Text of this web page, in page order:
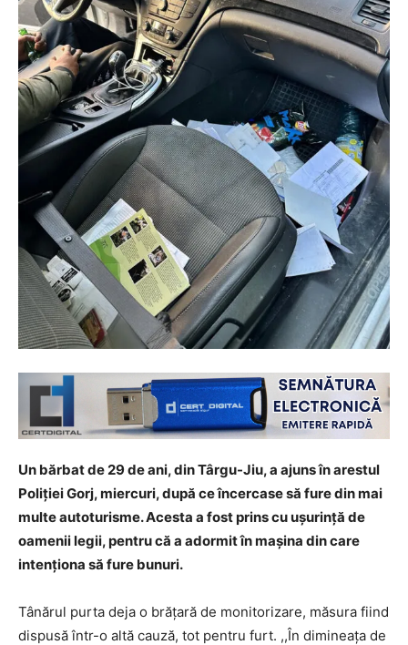
Un bărbat de 29 de ani, din Târgu-Jiu, a ajuns în arestul
Poliției Gorj, miercuri, după ce încercase să fure din mai
multe autoturisme. Acesta a fost prins cu ușurință de
oamenii legii, pentru că a adormit în mașina din care
intenționa să fure bunuri.
Tânărul purta deja o brățară de monitorizare, măsura fiind
dispusă într-o altă cauză, tot pentru furt. ,,În dimineața de